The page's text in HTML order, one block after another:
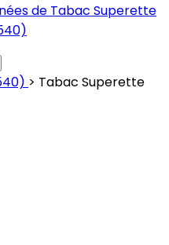
de Tabac Superette
> Tabac Superette